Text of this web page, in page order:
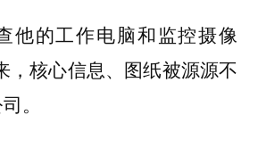
他的工作电脑和监控摄像
，核心信息、图纸被源源不
。